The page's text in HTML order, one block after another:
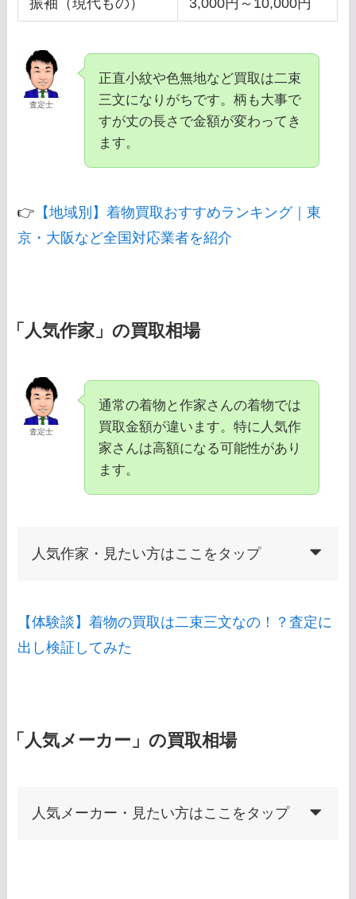
振袖（現代もの） 3,000円～10,000円
査定士
正直小紋や色無地など買取は二束
三文になりがちです。柄も大事で
すが丈の長さで金額が変わってき
ます。
👉 【地域別】着物買取おすすめランキング｜東
京・大阪など全国対応業者を紹介
「人気作家」の買取相場
査定士
通常の着物と作家さんの着物では
買取金額が違います。特に人気作
家さんは高額になる可能性があり
ます。
人気作家・見たい方はここをタップ
【体験談】着物の買取は二束三文なの！？査定に
出し検証してみた
「人気メーカー」の買取相場
人気メーカー・見たい方はここをタップ